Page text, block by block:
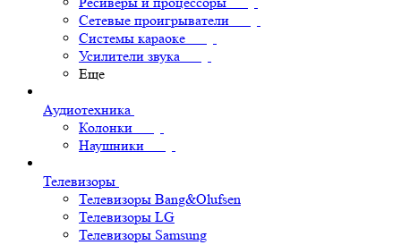
Сетевые проигрыватели
Системы караоке
Усилители звука
Еще
Аудиотехника
Колонки
Наушники
Телевизоры
Телевизоры Bang&Olufsen
Телевизоры LG
Телевизоры Samsung